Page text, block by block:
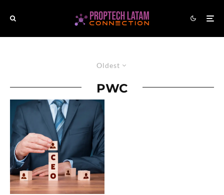
Oldest
PWC